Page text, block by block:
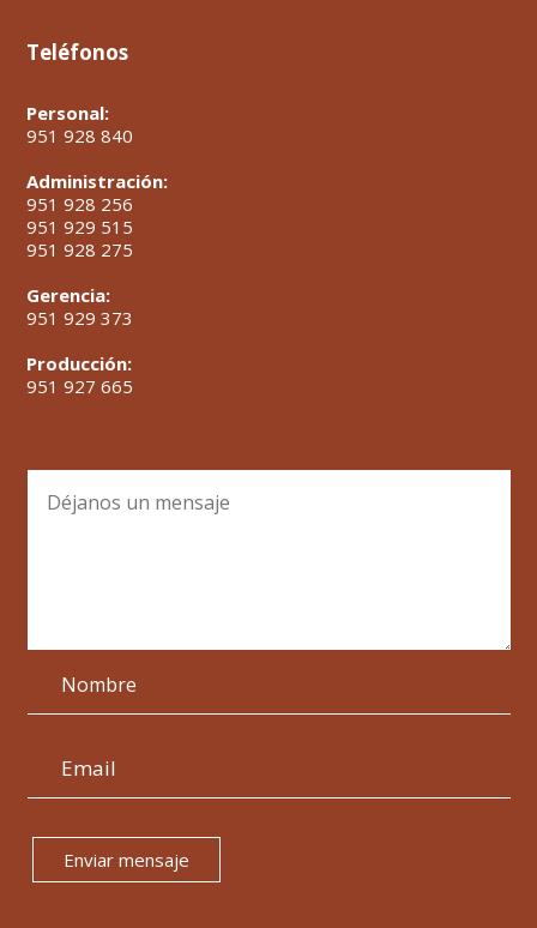
Teléfonos
Personal:
951 928 840
Administración:
951 928 256
951 929 515
951 928 275
Gerencia:
951 929 373
Producción:
951 927 665
Enviar mensaje